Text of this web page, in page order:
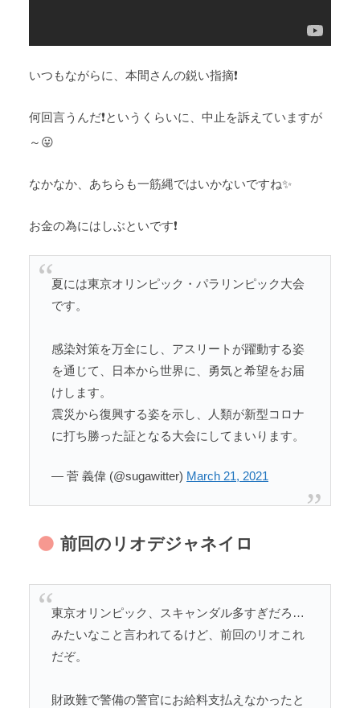
いつもながらに、本間さんの鋭い指摘❗
何回言うんだ❗というくらいに、中止を訴えていますが
～😛
なかなか、あちらも一筋縄ではいかないですね✨
お金の為にはしぶといです❗
夏には東京オリンピック・パラリンピック大会
です。
感染対策を万全にし、アスリートが躍動する姿
を通じて、日本から世界に、勇気と希望をお届
けします。
震災から復興する姿を示し、人類が新型コロナ
に打ち勝った証となる大会にしてまいります。
— 菅 義偉 (@sugawitter) March 21, 2021
前回のリオデジャネイロ
東京オリンピック、スキャンダル多すぎだろ…
みたいなこと言われてるけど、前回のリオこれ
だぞ。
財政難で警備の警官にお給料支払えなかったと